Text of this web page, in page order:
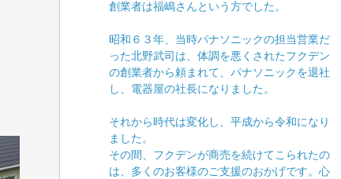
創業者は福嶋さんという方でした。
昭和６３年、当時パナソニックの担当営業だ
った北野武司は、体調を悪くされたフクデン
の創業者から頼まれて、パナソニックを退社
し、電器屋の社長になりました。
それから時代は変化し、平成から令和になり
ました。
その間、フクデンが商売を続けてこられたの
は、多くのお客様のご支援のおかげです。心